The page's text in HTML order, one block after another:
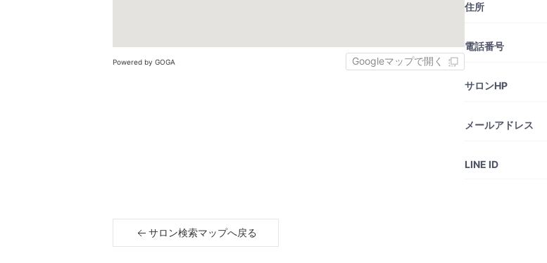
Powered by GOGA Googleマップで開く
住所
電話番号
サロンHP
メールアドレス
LINE ID
サロン検索マップへ戻る